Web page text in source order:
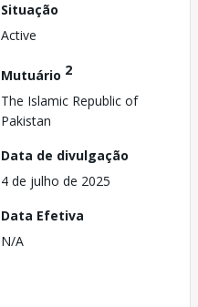
Situação
Active
Mutuário 2
The Islamic Republic of
Pakistan
Data de divulgação
4 de julho de 2025
Data Efetiva
N/A